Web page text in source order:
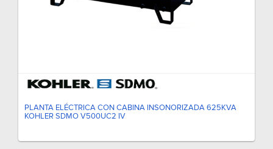
PLANTA ELÉCTRICA CON CABINA INSONORIZADA 625KVA
KOHLER SDMO V500UC2 IV